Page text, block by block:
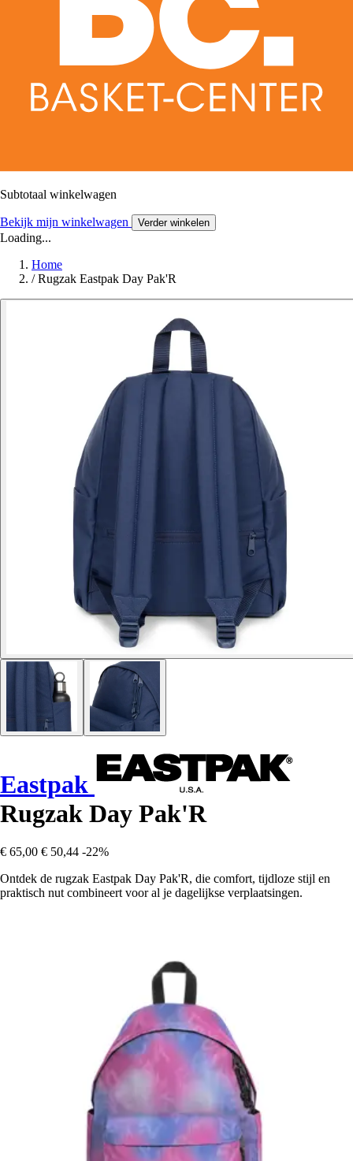
Subtotaal winkelwagen
Bekijk mijn winkelwagen Verder winkelen
Loading...
Home
/ Rugzak Eastpak Day Pak'R
Eastpak
Rugzak Day Pak'R
€ 65,00 € 50,44 -22%
Ontdek de rugzak Eastpak Day Pak'R, die comfort, tijdloze stijl en
praktisch nut combineert voor al je dagelijkse verplaatsingen.